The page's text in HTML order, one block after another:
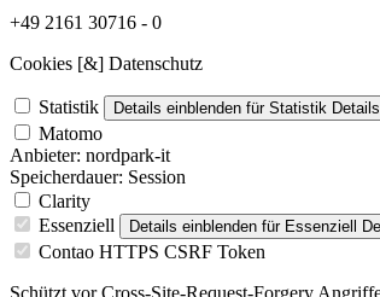
+49 2161 30716 - 0
Cookies [&] Datenschutz
Statistik Details einblenden für Statistik
Matomo
Anbieter: nordpark-it
Speicherdauer: Session
Clarity
Essenziell
Details einblenden für Essenziell
Contao HTTPS CSRF Token